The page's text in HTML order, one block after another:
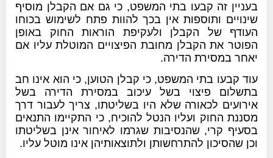
בעניין זה קבעו בתי המשפט, כי גם אם הקבלן מוסיף
שינויים ותוספות אין בכך להוות פתח לשימוש בכוחו
העודף של הקבלן ולעקיפת הוראות החוק באופן
הפוטר את הקבלן מחובת הפיצויים המוטלת עליו אם
יאחר במסירת הדירה.
עוד קבעו בתי המשפט, כי קבלן הטוען, כי הוא אינו חב
בתשלום פיצוי בשל עיכוב במסירת הדירה בשל
אירועים לכאורה שלא היו בשליטתו, צריך לעבור דרך
מסננת החוק ועליו הנטל להוכיח, כי התקיימו התנאים
בסעיף קרי, שהנסיבות שגרמו לאיחור אינן בשליטתו
וכן שהסיכון להתרחשותן ולתוצאותיהן אינו מוטל עליו.